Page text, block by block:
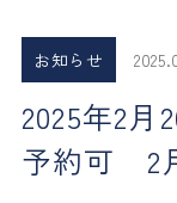
お知らせ
2025年2月
予約可 2